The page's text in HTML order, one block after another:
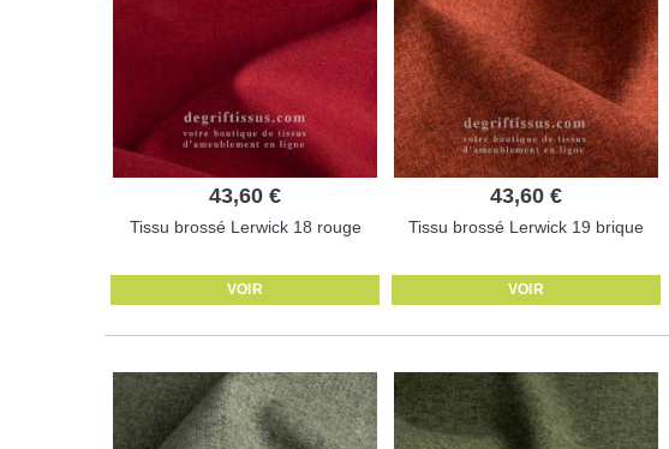
43,60 €
Tissu brossé Lerwick 18 rouge
VOIR
43,60 €
Tissu brossé Lerwick 19 brique
VOIR